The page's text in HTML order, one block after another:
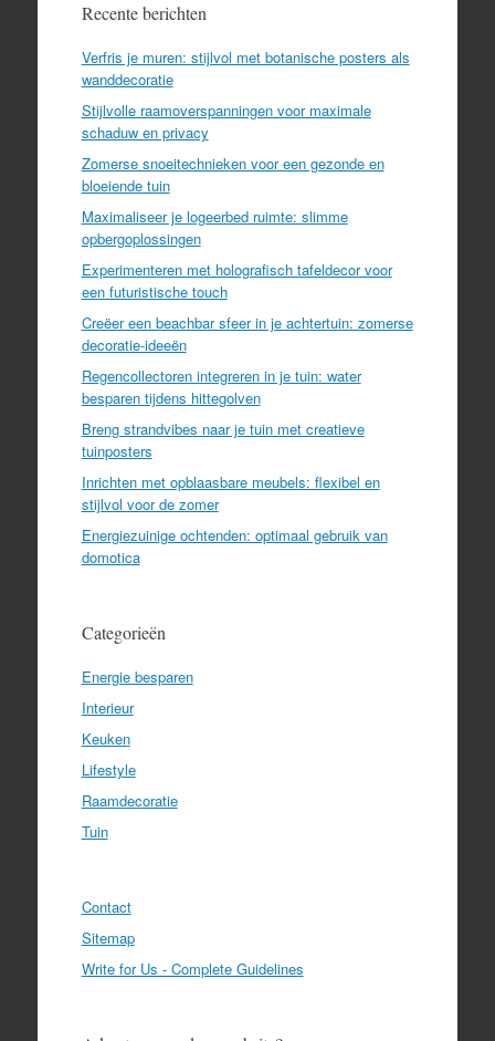
Recente berichten
Verfris je muren: stijlvol met botanische posters als
wanddecoratie
Stijlvolle raamoverspanningen voor maximale
schaduw en privacy
Zomerse snoeitechnieken voor een gezonde en
bloeiende tuin
Maximaliseer je logeerbed ruimte: slimme
opbergoplossingen
Experimenteren met holografisch tafeldecor voor
een futuristische touch
Creëer een beachbar sfeer in je achtertuin: zomerse
decoratie-ideeën
Regencollectoren integreren in je tuin: water
besparen tijdens hittegolven
Breng strandvibes naar je tuin met creatieve
tuinposters
Inrichten met opblaasbare meubels: flexibel en
stijlvol voor de zomer
Energiezuinige ochtenden: optimaal gebruik van
domotica
Categorieën
Energie besparen
Interieur
Keuken
Lifestyle
Raamdecoratie
Tuin
Contact
Sitemap
Write for Us - Complete Guidelines